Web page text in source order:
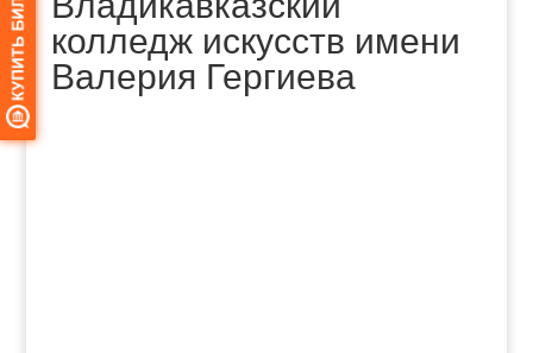
колледж искусств имени
Валерия Гергиева